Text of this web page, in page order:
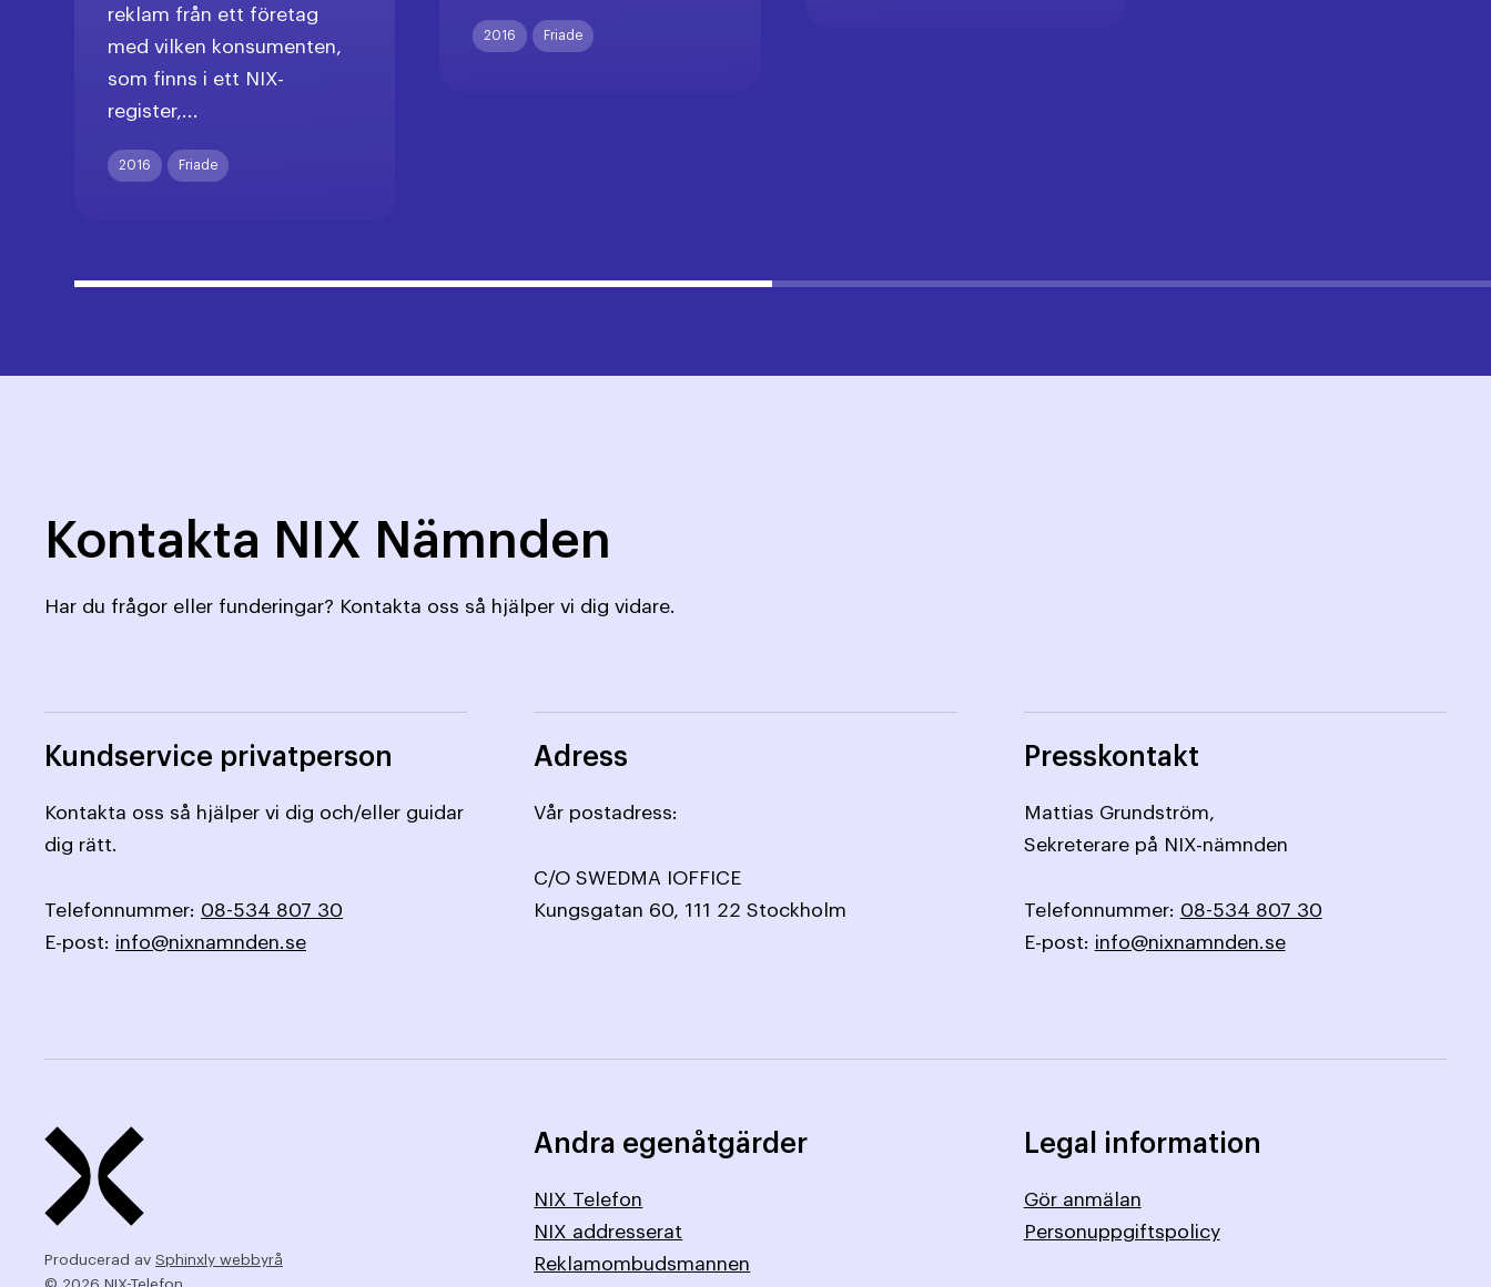
reklam från ett företag
med vilken konsumenten,
som finns i ett NIX-
register,...
2016 Friade
2016 Friade
Kontakta NIX Nämnden
Har du frågor eller funderingar? Kontakta oss så hjälper vi dig vidare.
Kundservice privatperson
Kontakta oss så hjälper vi dig och/eller guidar
dig rätt.
Telefonnummer: 08-534 807 30
E-post: info@nixnamnden.se
Adress
Vår postadress:
C/O SWEDMA IOFFICE
Kungsgatan 60, 111 22 Stockholm
Presskontakt
Mattias Grundström,
Sekreterare på NIX-nämnden
Telefonnummer: 08-534 807 30
E-post: info@nixnamnden.se
Producerad av Sphinxly webbyrå
© 2026 NIX-Telefon
Andra egenåtgärder
NIX Telefon
NIX addresserat
Reklamombudsmannen
Legal information
Gör anmälan
Personuppgiftspolicy